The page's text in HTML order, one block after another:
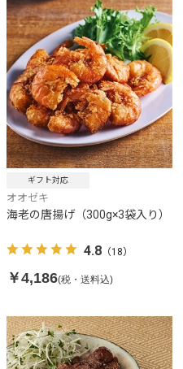
ギフト対応
オオゼキ
海老の唐揚げ（300g×3袋入り）
4.8（18）
￥4,186(税・送料込)